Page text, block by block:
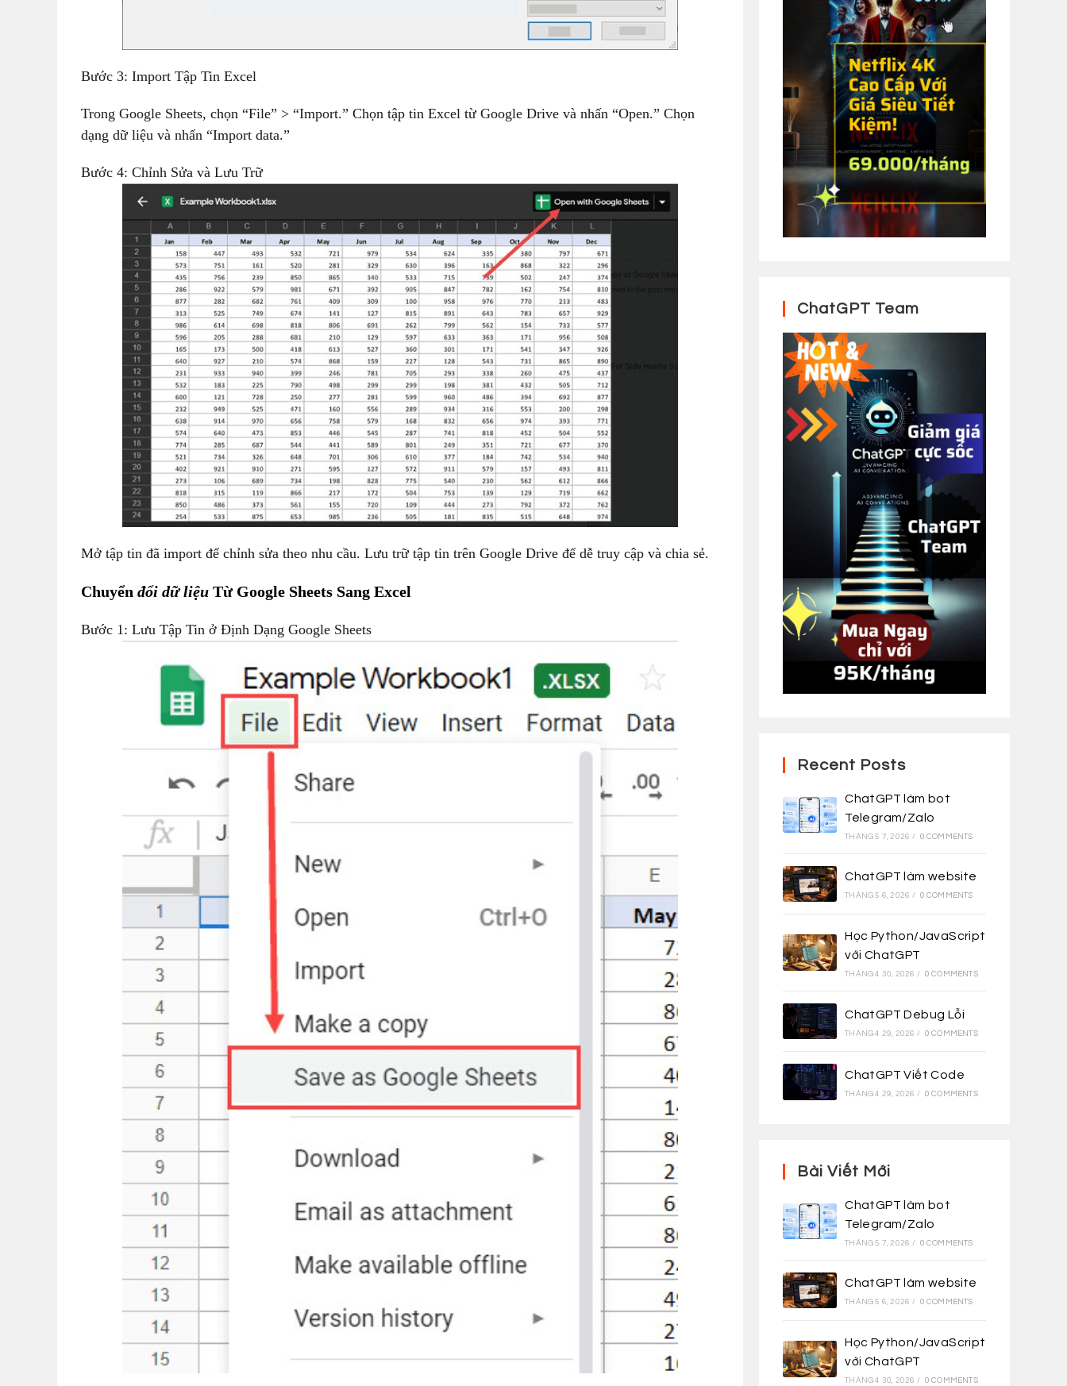
Bước 3: Import Tập Tin Excel
Trong Google Sheets, chọn “File” > “Import.” Chọn tập tin Excel từ Google Drive và nhấn “Open.” Chọn
dạng dữ liệu và nhấn “Import data.”
Bước 4: Chỉnh Sửa và Lưu Trữ
Mở tập tin đã import để chỉnh sửa theo nhu cầu. Lưu trữ tập tin trên Google Drive để dễ truy cập và chia sẻ.
Chuyển đổi dữ liệu Từ Google Sheets Sang Excel
Bước 1: Lưu Tập Tin ở Định Dạng Google Sheets
ChatGPT Team
Recent Posts
ChatGPT làm bot
Telegram/Zalo
THÁNG 5 7, 2026 / 0 COMMENTS
ChatGPT làm website
THÁNG 5 6, 2026 / 0 COMMENTS
Học Python/JavaScript
với ChatGPT
THÁNG 4 30, 2026 / 0 COMMENTS
ChatGPT Debug Lỗi
THÁNG 4 29, 2026 / 0 COMMENTS
ChatGPT Viết Code
THÁNG 4 29, 2026 / 0 COMMENTS
Bài Viết Mới
ChatGPT làm bot
Telegram/Zalo
THÁNG 5 7, 2026 / 0 COMMENTS
ChatGPT làm website
THÁNG 5 6, 2026 / 0 COMMENTS
Học Python/JavaScript
với ChatGPT
THÁNG 4 30, 2026 / 0 COMMENTS